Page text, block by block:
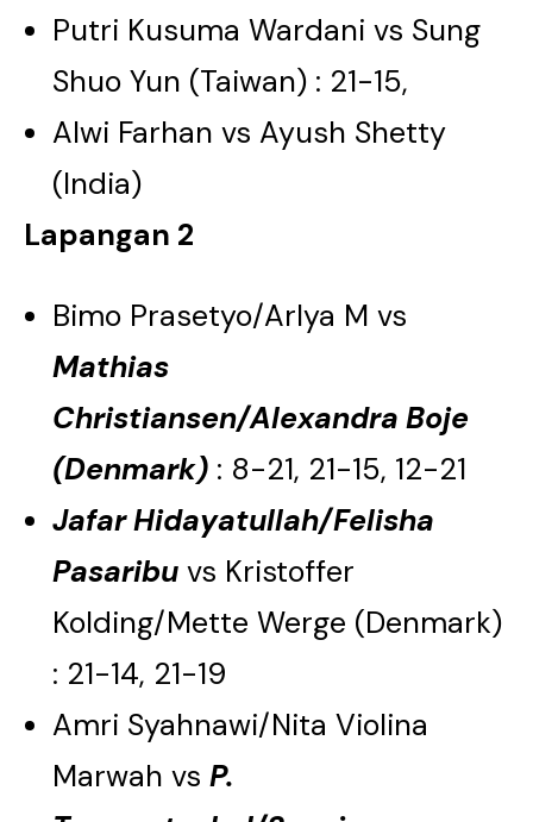
Putri Kusuma Wardani vs Sung
Shuo Yun (Taiwan) : 21-15,
Alwi Farhan vs Ayush Shetty
(India)
Lapangan 2
Bimo Prasetyo/Arlya M vs
Mathias
Christiansen/Alexandra Boje
(Denmark) : 8-21, 21-15, 12-21
Jafar Hidayatullah/Felisha
Pasaribu vs Kristoffer
Kolding/Mette Werge (Denmark)
: 21-14, 21-19
Amri Syahnawi/Nita Violina
Marwah vs P.